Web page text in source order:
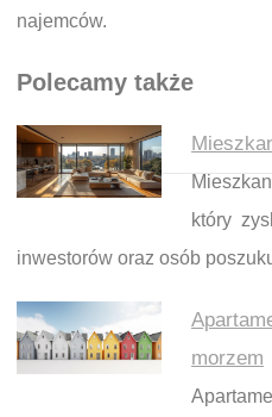
najemców.
Polecamy także
który
inwestorów oraz osób
morzem
Nawigacja wpisu